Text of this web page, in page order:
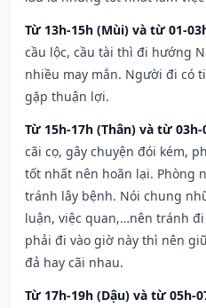
Từ 13h-15h (Mùi) và từ 01-
cầu lộc, cầu tài thì đi hướng
nhiều may mắn. Người đi có
gặp thuận lợi.
Từ 15h-17h (Thân) và từ 03h-
cãi cọ, gây chuyện đói kém,
tốt nhất nên hoãn lại. Phòng
tránh lây bệnh. Nói chung
luận, việc quan,…nên tránh
phải đi vào giờ này thì nên
đả hay cãi nhau.
Từ 17h-19h (Dậu) và từ 05h-